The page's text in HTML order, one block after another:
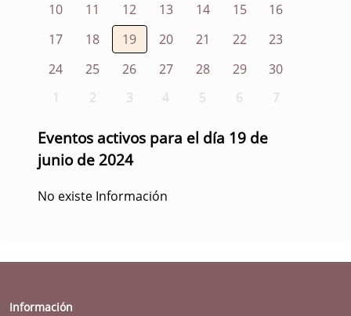
10
11 12 13 14 15
16
17
18 19 20 21 22
23
24
25 26 27 28 29
30
1
2 3 4 5 6 7
Eventos activos para el día 19 de
junio de 2024
No existe Información
Información